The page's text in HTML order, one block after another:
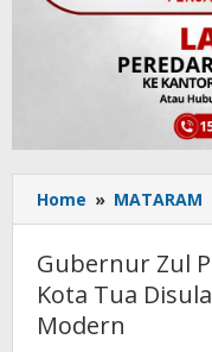
Home » MATARAM
Gubernur Zul
Kota Tua
Modern